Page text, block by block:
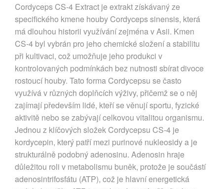
Cordyceps CS-4 Extract je extrakt získávaný ze
specifického kmene houby Cordyceps sinensis, která
má dlouhou historii využívání zejména v Asii. Kmen
CS-4 byl vybrán pro jeho chemické složení a stabilitu
při kultivaci, což umožňuje jeho produkci v
kontrolovaných podmínkách bez nutnosti sbírat divoce
rostoucí houby. Tato forma Cordycepsu se často
využívá v různých doplňcích výživy, přičemž se o něj
zajímají především lidé, kteří se věnují sportu, fyzické
aktivitě nebo se zabývají celkovou vitalitou organismu.
Jednou z klíčových složek Cordycepsu CS-4 je
kordycepin, který patří mezi purinové nukleosidy a je
strukturálně podobný adenosinu. Adenosin hraje
důležitou roli v metabolismu buněk, protože je součástí
adenosintrifosfátu (ATP), což je hlavní energetická